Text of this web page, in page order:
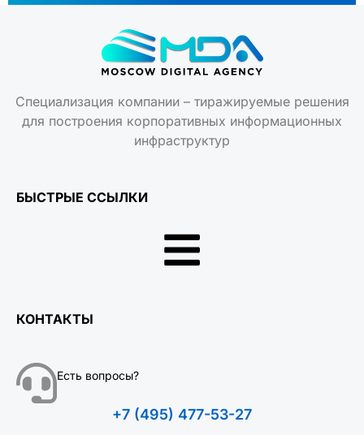
Специализация компании – тиражируемые решения
для построения корпоративных информационных
инфраструктур
БЫСТРЫЕ ССЫЛКИ
КОНТАКТЫ
Есть вопросы?
+7 (495) 477-53-27